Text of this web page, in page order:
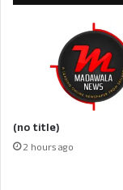
(no title)
2 hours ago